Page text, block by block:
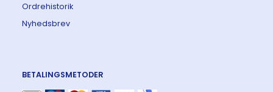
Ordrehistorik
Nyhedsbrev
BETALINGSMETODER